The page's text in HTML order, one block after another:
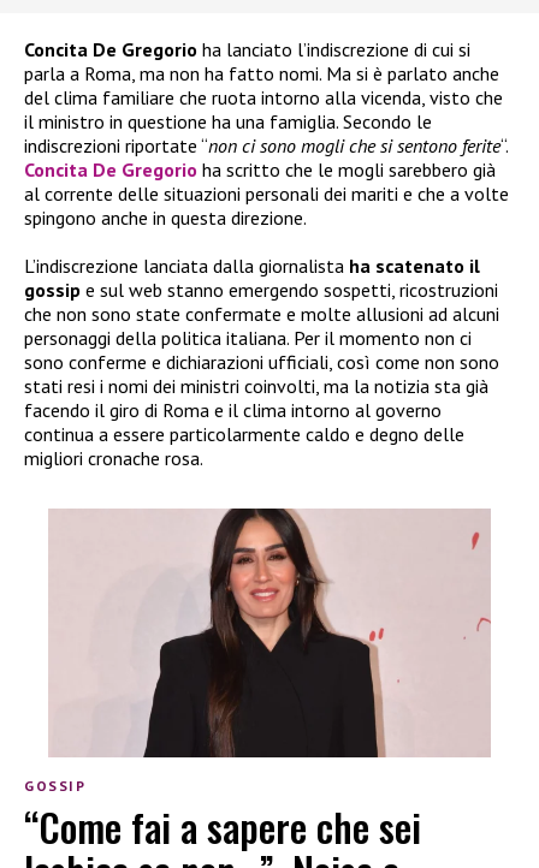
Concita De Gregorio ha lanciato l’indiscrezione di cui si
parla a Roma, ma non ha fatto nomi. Ma si è parlato anche
del clima familiare che ruota intorno alla vicenda, visto che
il ministro in questione ha una famiglia. Secondo le
indiscrezioni riportate “non ci sono mogli che si sentono ferite“.
Concita De Gregorio ha scritto che le mogli sarebbero già
al corrente delle situazioni personali dei mariti e che a volte
spingono anche in questa direzione.
L’indiscrezione lanciata dalla giornalista ha scatenato il
gossip e sul web stanno emergendo sospetti, ricostruzioni
che non sono state confermate e molte allusioni ad alcuni
personaggi della politica italiana. Per il momento non ci
sono conferme e dichiarazioni ufficiali, così come non sono
stati resi i nomi dei ministri coinvolti, ma la notizia sta già
facendo il giro di Roma e il clima intorno al governo
continua a essere particolarmente caldo e degno delle
migliori cronache rosa.
GOSSIP
“Come fai a sapere che sei